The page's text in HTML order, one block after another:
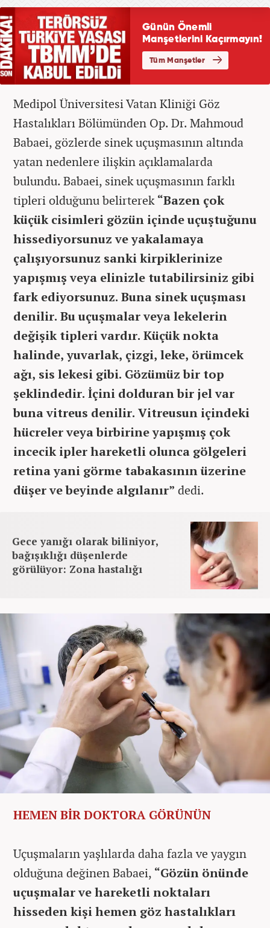
Medipol Üniversitesi Vatan Kliniği Göz
Hastalıkları Bölümünden Op. Dr. Mahmoud
Babaei, gözlerde sinek uçuşmasının altında
yatan nedenlere ilişkin açıklamalarda
bulundu. Babaei, sinek uçuşmasının farklı
tipleri olduğunu belirterek“Bazen çok
küçük cisimleri gözün içinde uçuştuğunu
hissediyorsunuz ve yakalamaya
çalışıyorsunuz sanki kirpiklerinize
yapışmış veya elinizle tutabilirsiniz gibi
fark ediyorsunuz. Buna sinek uçuşması
denilir. Bu uçuşmalar veya lekelerin
değişik tipleri vardır. Küçük nokta
halinde, yuvarlak, çizgi, leke, örümcek
ağı, sis lekesi gibi. Gözümüz bir top
şeklindedir. İçini dolduran bir jel var
buna vitreus denilir. Vitreusun içindeki
hücreler veya birbirine yapışmış çok
incecik ipler hareketli olunca gölgeleri
retina yani görme tabakasının üzerine
düşer ve beyinde algılanır” dedi.
Gece yanığı olarak biliniyor,
bağışıklığı düşenlerde
görülüyor: Zona hastalığı
HEMEN BİR DOKTORA GÖRÜNÜN
Uçuşmaların yaşlılarda daha fazla ve yaygın
olduğuna değinen Babaei, “Gözün önünde
uçuşmalar ve hareketli noktaları
hisseden kişi hemen göz hastalıkları